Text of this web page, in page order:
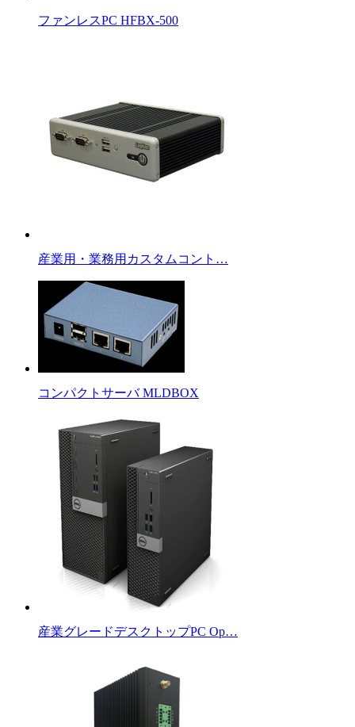
ファンレスPC HFBX-500
産業用・業務用カスタムコント…
コンパクトサーバ MLDBOX
産業グレードデスクトップPC Op…